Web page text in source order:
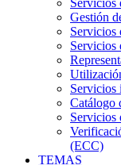
Servicios
Gestión
Servicios
Servicios
Servicios
Catálogo
Servicios
(ECC)
TEMAS